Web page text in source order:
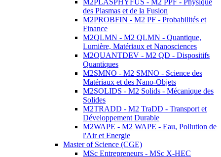
M2PLASPHYFUS - M2 PPF - Physique
des Plasmas et de la Fusion
M2PROBFIN - M2 PF - Probabilités et
Finance
M2QLMN - M2 QLMN - Quantique,
Lumière, Matériaux et Nanosciences
M2QUANTDEV - M2 QD - Dispositifs
Quantiques
M2SMNO - M2 SMNO - Science des
Matériaux et des Nano-Objets
M2SOLIDS - M2 Solids - Mécanique des
Solides
M2TRADD - M2 TraDD - Transport et
Développement Durable
M2WAPE - M2 WAPE - Eau, Pollution de
l'Air et Energie
Master of Science (CGE)
MSc Entrepreneurs - MSc X-HEC